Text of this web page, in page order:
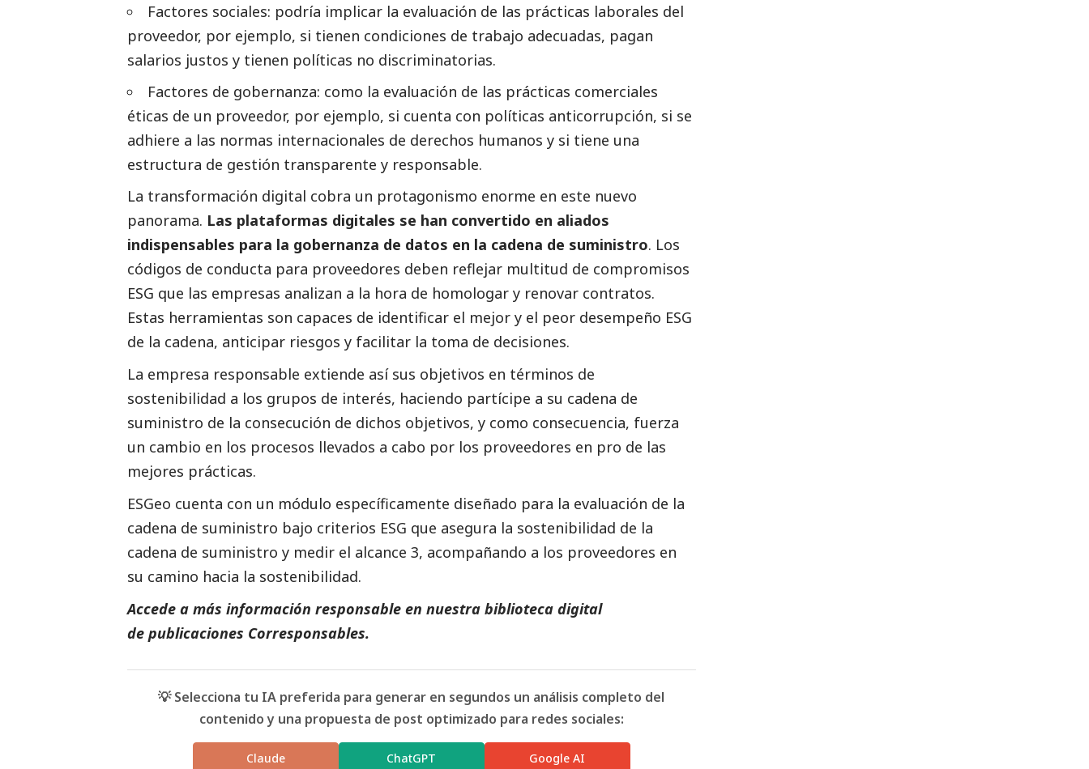
Factores sociales: podría implicar la evaluación de las prácticas laborales del
proveedor, por ejemplo, si tienen condiciones de trabajo adecuadas, pagan
salarios justos y tienen políticas no discriminatorias.
Factores de gobernanza: como la evaluación de las prácticas comerciales
éticas de un proveedor, por ejemplo, si cuenta con políticas anticorrupción, si se
adhiere a las normas internacionales de derechos humanos y si tiene una
estructura de gestión transparente y responsable.
La transformación digital cobra un protagonismo enorme en este nuevo
panorama. Las plataformas digitales se han convertido en aliados
indispensables para la gobernanza de datos en la cadena de suministro. Los
códigos de conducta para proveedores deben reflejar multitud de compromisos
ESG que las empresas analizan a la hora de homologar y renovar contratos.
Estas herramientas son capaces de identificar el mejor y el peor desempeño ESG
de la cadena, anticipar riesgos y facilitar la toma de decisiones.
La empresa responsable extiende así sus objetivos en términos de
sostenibilidad a los grupos de interés, haciendo partícipe a su cadena de
suministro de la consecución de dichos objetivos, y como consecuencia, fuerza
un cambio en los procesos llevados a cabo por los proveedores en pro de las
mejores prácticas.
ESGeo cuenta con un módulo específicamente diseñado para la evaluación de la
cadena de suministro bajo criterios ESG que asegura la sostenibilidad de la
cadena de suministro y medir el alcance 3, acompañando a los proveedores en
su camino hacia la sostenibilidad.
Accede a más información responsable en nuestra biblioteca digital
de publicaciones Corresponsables.
💡 Selecciona tu IA preferida para generar en segundos un análisis completo del
contenido y una propuesta de post optimizado para redes sociales:
Claude ChatGPT Google AI